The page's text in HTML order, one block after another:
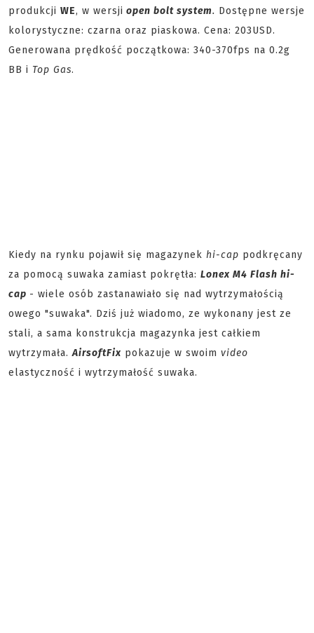
produkcji WE, w wersji open bolt system. Dostępne wersje
kolorystyczne: czarna oraz piaskowa. Cena: 203USD.
Generowana prędkość początkowa: 340-370fps na 0.2g
BB i Top Gas.
Kiedy na rynku pojawił się magazynek hi-cap podkręcany
za pomocą suwaka zamiast pokrętła: Lonex M4 Flash hi-
cap - wiele osób zastanawiało się nad wytrzymałością
owego "suwaka". Dziś już wiadomo, ze wykonany jest ze
stali, a sama konstrukcja magazynka jest całkiem
wytrzymała.AirsoftFix pokazuje w swoim video
elastyczność i wytrzymałość suwaka.